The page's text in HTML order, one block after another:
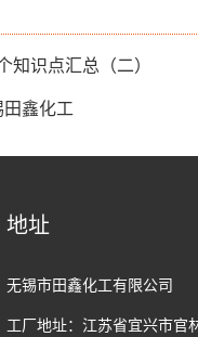
识点汇总（二）
鑫化工
地址
无锡市田鑫化工有限公司
工厂地址：江苏省宜兴市官